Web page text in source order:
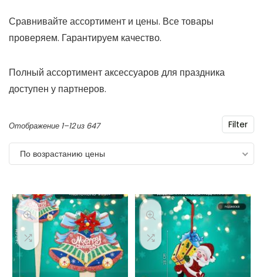
Сравнивайте ассортимент и цены. Все товары
проверяем. Гарантируем качество.
Полный ассортимент аксессуаров для праздника
доступен у партнеров.
Filter
Отображение 1–12 из 647Цены:
по
возрастанию
По возрастанию цены